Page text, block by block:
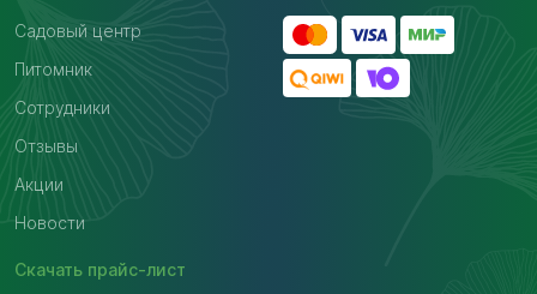
Садовый центр
Питомник
Сотрудники
Отзывы
Акции
Новости
Скачать прайс-лист